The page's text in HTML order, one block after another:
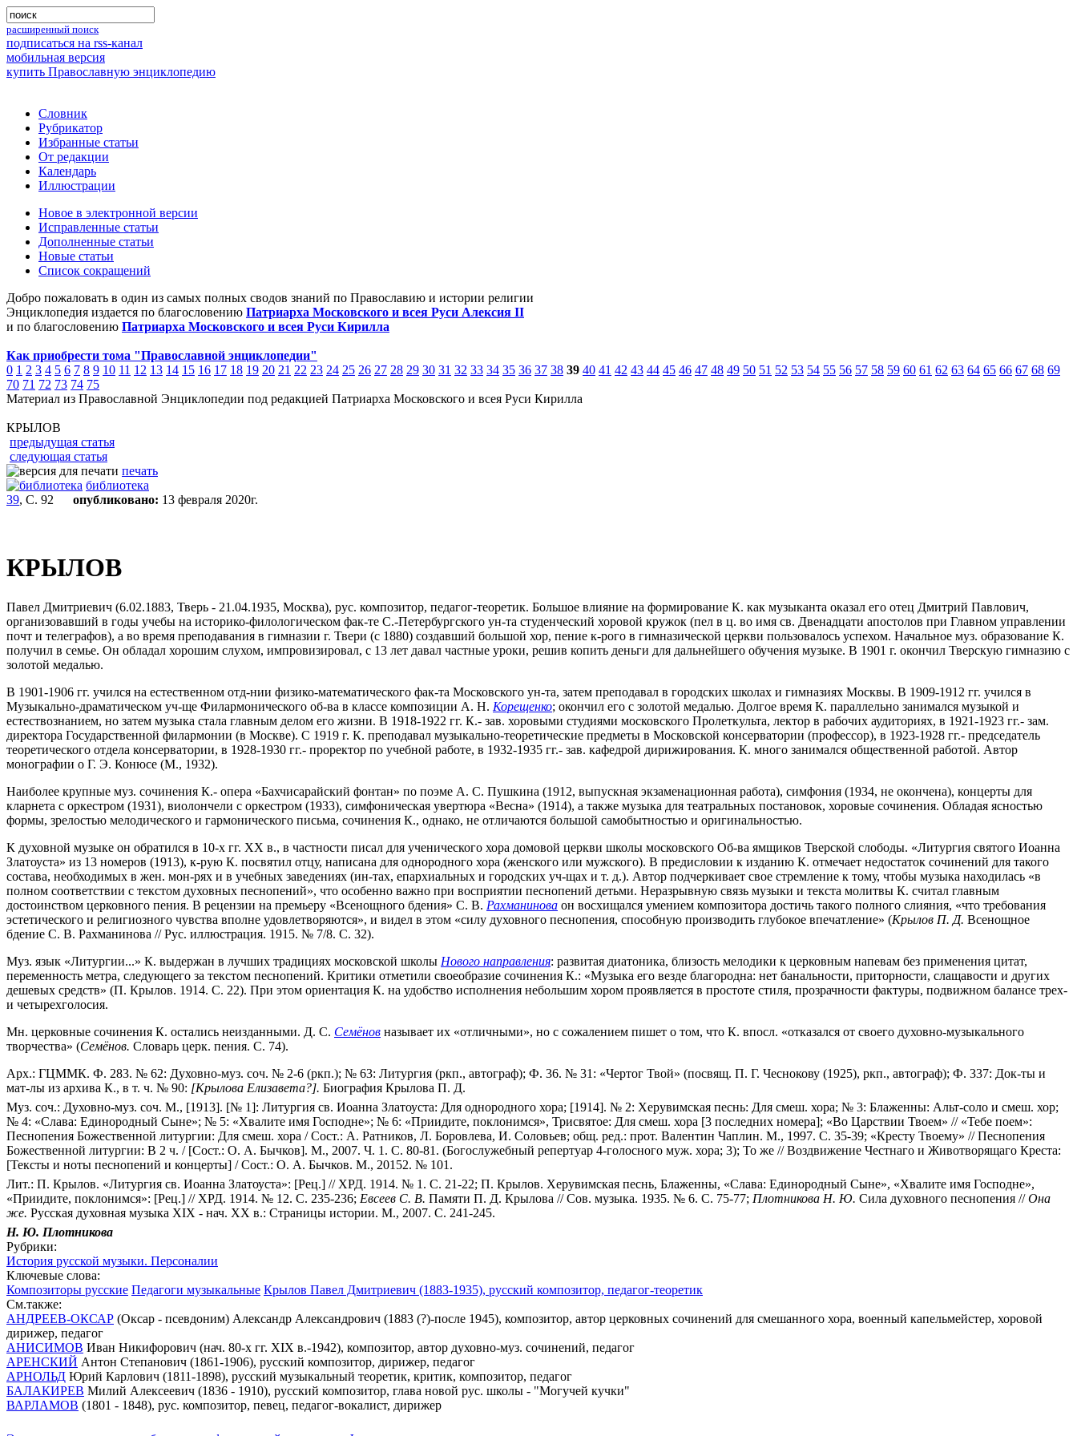
расширенный поиск
подписаться на rss-канал
мобильная версия
купить Православную энциклопедию
Словник
Рубрикатор
Избранные статьи
От редакции
Календарь
Иллюстрации
Новое в электронной версии
Исправленные статьи
Дополненные статьи
Новые статьи
Список сокращений
Добро пожаловать в один из самых полных сводов знаний по Православию и истории религии
Энциклопедия издается по благословению Патриарха Московского и всея Руси Алексия II
и по благословению Патриарха Московского и всея Руси Кирилла
Как приобрести тома "Православной энциклопедии"
0 1 2 3 4 5 6 7 8 9 10 11 12 13 14 15 16 17 18 19 20 21 22 23 24 25 26 27 28 29 30 31 32 33 34 35 36 37 38 39 40 41 42 43 44 45 46 47 48 49 50 51 52 53 54 55 56 57 58 59 60 61 62 63 64 65 66 67 68 69
70 71 72 73 74 75
Материал из Православной Энциклопедии под редакцией Патриарха Московского и всея Руси Кирилла
КРЫЛОВ
предыдущая статья
следующая статья
печать
библиотека
39, С. 92 опубликовано: 13 февраля 2020г.
КРЫЛОВ
Павел Дмитриевич (6.02.1883, Тверь - 21.04.1935, Москва), рус. композитор, педагог-теоретик. Большое влияние на формирование К. как музыканта оказал его отец Дмитрий Павлович,
организовавший в годы учебы на историко-филологическом фак-те С.-Петербургского ун-та студенческий хоровой кружок (пел в ц. во имя св. Двенадцати апостолов при Главном управлении
почт и телеграфов), а во время преподавания в гимназии г. Твери (с 1880) создавший большой хор, пение к-рого в гимназической церкви пользовалось успехом. Начальное муз. образование К.
получил в семье. Он обладал хорошим слухом, импровизировал, с 13 лет давал частные уроки, решив копить деньги для дальнейшего обучения музыке. В 1901 г. окончил Тверскую гимназию с
золотой медалью.
В 1901-1906 гг. учился на естественном отд-нии физико-математического фак-та Московского ун-та, затем преподавал в городских школах и гимназиях Москвы. В 1909-1912 гг. учился в
Музыкально-драматическом уч-ще Филармонического об-ва в классе композиции А. Н. Корещенко; окончил его с золотой медалью. Долгое время К. параллельно занимался музыкой и
естествознанием, но затем музыка стала главным делом его жизни. В 1918-1922 гг. К.- зав. хоровыми студиями московского Пролеткульта, лектор в рабочих аудиториях, в 1921-1923 гг.- зам.
директора Государственной филармонии (в Москве). С 1919 г. К. преподавал музыкально-теоретические предметы в Московской консерватории (профессор), в 1923-1928 гг.- председатель
теоретического отдела консерватории, в 1928-1930 гг.- проректор по учебной работе, в 1932-1935 гг.- зав. кафедрой дирижирования. К. много занимался общественной работой. Автор
монографии о Г. Э. Конюсе (М., 1932).
Наиболее крупные муз. сочинения К.- опера «Бахчисарайский фонтан» по поэме А. С. Пушкина (1912, выпускная экзаменационная работа), симфония (1934, не окончена), концерты для
кларнета с оркестром (1931), виолончели с оркестром (1933), симфоническая увертюра «Весна» (1914), а также музыка для театральных постановок, хоровые сочинения. Обладая ясностью
формы, зрелостью мелодического и гармонического письма, сочинения К., однако, не отличаются большой самобытностью и оригинальностью.
К духовной музыке он обратился в 10-х гг. XX в., в частности писал для ученического хора домовой церкви школы московского Об-ва ямщиков Тверской слободы. «Литургия святого Иоанна
Златоуста» из 13 номеров (1913), к-рую К. посвятил отцу, написана для однородного хора (женского или мужского). В предисловии к изданию К. отмечает недостаток сочинений для такого
состава, необходимых в жен. мон-рях и в учебных заведениях (ин-тах, епархиальных и городских уч-щах и т. д.). Автор подчеркивает свое стремление к тому, чтобы музыка находилась «в
полном соответствии с текстом духовных песнопений», что особенно важно при восприятии песнопений детьми. Неразрывную связь музыки и текста молитвы К. считал главным
достоинством церковного пения. В рецензии на премьеру «Всенощного бдения» С. В. Рахманинова он восхищался умением композитора достичь такого полного слияния, «что требования
эстетического и религиозного чувства вполне удовлетворяются», и видел в этом «силу духовного песнопения, способную производить глубокое впечатление» (Крылов П. Д. Всенощное
бдение С. В. Рахманинова // Рус. иллюстрация. 1915. № 7/8. С. 32).
Муз. язык «Литургии...» К. выдержан в лучших традициях московской школы Нового направления: развитая диатоника, близость мелодики к церковным напевам без применения цитат,
переменность метра, следующего за текстом песнопений. Критики отметили своеобразие сочинения К.: «Музыка его везде благородна: нет банальности, приторности, слащавости и других
дешевых средств» (П. Крылов. 1914. С. 22). При этом ориентация К. на удобство исполнения небольшим хором проявляется в простоте стиля, прозрачности фактуры, подвижном балансе трех-
и четырехголосия.
Мн. церковные сочинения К. остались неизданными. Д. С. Семёнов называет их «отличными», но с сожалением пишет о том, что К. впосл. «отказался от своего духовно-музыкального
творчества» (Семёнов. Словарь церк. пения. С. 74).
Арх.: ГЦММК. Ф. 283. № 62: Духовно-муз. соч. № 2-6 (ркп.); № 63: Литургия (ркп., автограф); Ф. 36. № 31: «Чертог Твой» (посвящ. П. Г. Чеснокову (1925), ркп., автограф); Ф. 337: Док-ты и
мат-лы из архива К., в т. ч. № 90: [Крылова Елизавета?]. Биография Крылова П. Д.
Муз. соч.: Духовно-муз. соч. М., [1913]. [№ 1]: Литургия св. Иоанна Златоуста: Для однородного хора; [1914]. № 2: Херувимская песнь: Для смеш. хора; № 3: Блаженны: Альт-соло и смеш. хор;
№ 4: «Слава: Единородный Сыне»; № 5: «Хвалите имя Господне»; № 6: «Приидите, поклонимся», Трисвятое: Для смеш. хора [3 последних номера]; «Во Царствии Твоем» // «Тебе поем»:
Песнопения Божественной литургии: Для смеш. хора / Сост.: А. Ратников, Л. Боровлева, И. Соловьев; общ. ред.: прот. Валентин Чаплин. М., 1997. С. 35-39; «Кресту Твоему» // Песнопения
Божественной литургии: В 2 ч. / [Сост.: О. А. Бычков]. М., 2007. Ч. 1. С. 80-81. (Богослужебный репертуар 4-голосного муж. хора; 3); То же // Воздвижение Честнаго и Животворящаго Креста:
[Тексты и ноты песнопений и концерты] / Сост.: О. А. Бычков. М., 20152. № 101.
Лит.: П. Крылов. «Литургия св. Иоанна Златоуста»: [Рец.] // ХРД. 1914. № 1. С. 21-22; П. Крылов. Херувимская песнь, Блаженны, «Слава: Единородный Сыне», «Хвалите имя Господне»,
«Приидите, поклонимся»: [Рец.] // ХРД. 1914. № 12. С. 235-236; Евсеев С. В. Памяти П. Д. Крылова // Сов. музыка. 1935. № 6. С. 75-77; Плотникова Н. Ю. Сила духовного песнопения //Она
же. Русская духовная музыка XIX - нач. XX в.: Страницы истории. М., 2007. С. 241-245.
Н. Ю. Плотникова
Рубрики:
История русской музыки. Персоналии
Ключевые слова:
Композиторы русские Педагоги музыкальные Крылов Павел Дмитриевич (1883-1935), русский композитор, педагог-теоретик
См.также:
АНДРЕЕВ-ОКСАР (Оксар - псевдоним) Александр Александрович (1883 (?)-после 1945), композитор, автор церковных сочинений для смешанного хора, военный капельмейстер, хоровой
дирижер, педагог
АНИСИМОВ Иван Никифорович (нач. 80-х гг. XIX в.-1942), композитор, автор духовно-муз. сочинений, педагог
АРЕНСКИЙ Антон Степанович (1861-1906), русский композитор, дирижер, педагог
АРНОЛЬД Юрий Карлович (1811-1898), русский музыкальный теоретик, критик, композитор, педагог
БАЛАКИРЕВ Милий Алексеевич (1836 - 1910), русский композитор, глава новой рус. школы - "Могучей кучки"
ВАРЛАМОВ (1801 - 1848), рус. композитор, певец, педагог-вокалист, дирижер